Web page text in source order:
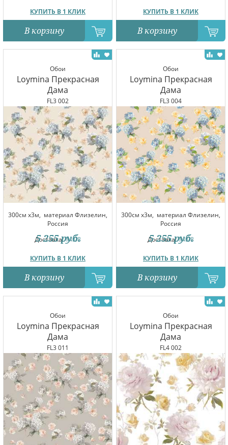
КУПИТЬ В 1 КЛИК
В корзину
КУПИТЬ В 1 КЛИК
В корзину
Обои
Loymina Прекрасная
Дама
FL3 002
300см x3м, материал Флизелин,
Россия
Доставка:14.08
КУПИТЬ В 1 КЛИК
5 255 руб.
В корзину
Обои
Loymina Прекрасная
Дама
FL3 004
300см x3м, материал Флизелин,
Россия
Доставка:14.08
КУПИТЬ В 1 КЛИК
5 255 руб.
В корзину
Обои
Loymina Прекрасная
Дама
FL3 011
Обои
Loymina Прекрасная
Дама
FL4 002